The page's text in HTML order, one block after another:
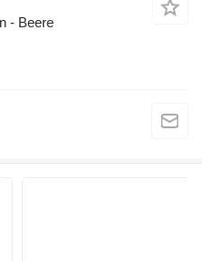
- Beere